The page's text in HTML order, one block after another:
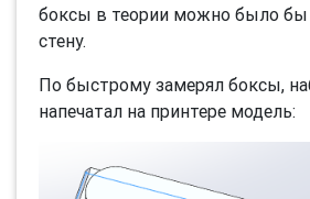
боксы в теории можно было бы
стену.
По быстрому замерял боксы,
напечатал на принтере модель: